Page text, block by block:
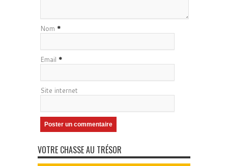
Nom *
Email *
Site internet
VOTRE CHASSE AU TRÉSOR